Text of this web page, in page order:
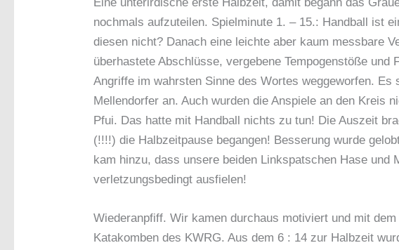
nochmals aufzuteilen. Spielminute 1. – 15.: Handball ist
diesen nicht? Danach eine leichte aber kaum messbare
überhastete Abschlüsse, vergebene Tempogenstöße und
Angriffe im wahrsten Sinne des Wortes weggeworfen. Es
Mellendorfer an. Auch wurden die Anspiele an den Kreis
Pfui. Das hatte mit Handball nichts zu tun! Die Auszeit
(!!!!) die Halbzeitpause begangen! Besserung wurde
kam hinzu, dass unsere beiden Linkspatschen Hase und
verletzungsbedingt ausfielen!
Wiederanpfiff. Wir kamen durchaus motiviert und mit
Katakomben des KWRG. Aus dem 6 : 14 zur Halbzeit